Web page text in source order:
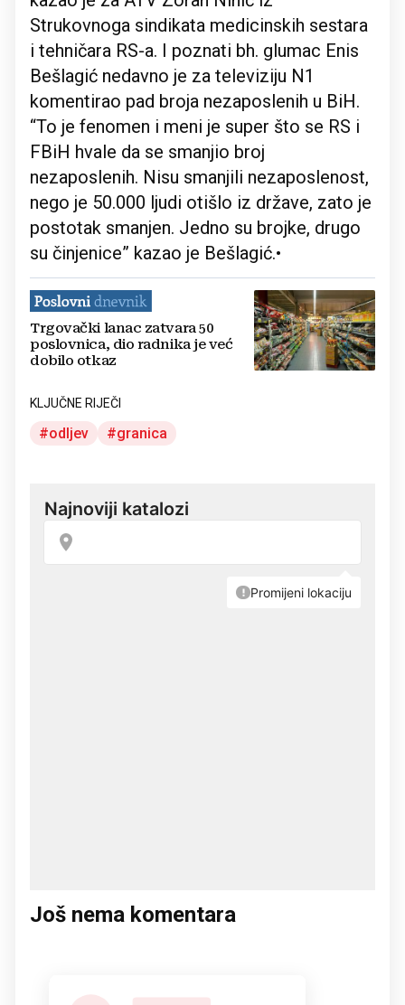
Strukovnoga sindikata medicinskih sestara
i tehničara RS-a. I poznati bh. glumac Enis
Bešlagić nedavno je za televiziju N1
komentirao pad broja nezaposlenih u BiH.
“To je fenomen i meni je super što se RS i
FBiH hvale da se smanjio broj
nezaposlenih. Nisu smanjili nezaposlenost,
nego je 50.000 ljudi otišlo iz države, zato je
postotak smanjen. Jedno su brojke, drugo
su činjenice” kazao je Bešlagić.•
Trgovački lanac zatvara 50
poslovnica, dio radnika je već
dobilo otkaz
KLJUČNE RIJEČI
odljev granica
Još nema komentara